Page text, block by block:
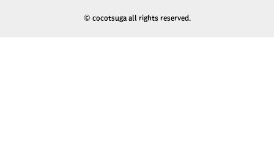
© cocotsuga all rights reserved.